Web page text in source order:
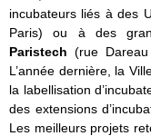
incubateurs liés à des
Paris) ou à des
Paristech (rue
L’année dernière, la
la labellisation
des extensions
Les meilleurs projets